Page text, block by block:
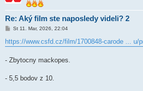
Re: Aký film ste naposledy videli? 2
P
í
s
e
v
k
St 11. Mar, 2026, 22:04
https://www.csfd.cz/film/1700848-carode ... u/
- Zbytocny mackopes.
- 5,5 bodov z 10.